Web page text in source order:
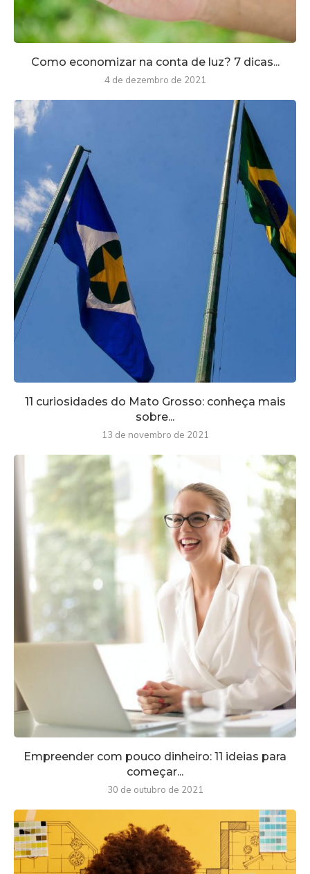
Como economizar na conta de luz? 7 dicas...
4 de dezembro de 2021
11 curiosidades do Mato Grosso: conheça mais
sobre...
13 de novembro de 2021
Empreender com pouco dinheiro: 11 ideias para
começar...
30 de outubro de 2021